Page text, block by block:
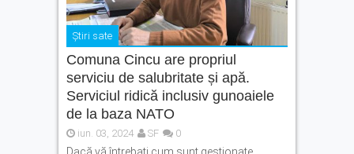
Știri sate
Comuna Cincu are propriul
serviciu de salubritate și apă.
Serviciul ridică inclusiv gunoaiele
de la baza NATO
iun. 03, 2024 SF 0